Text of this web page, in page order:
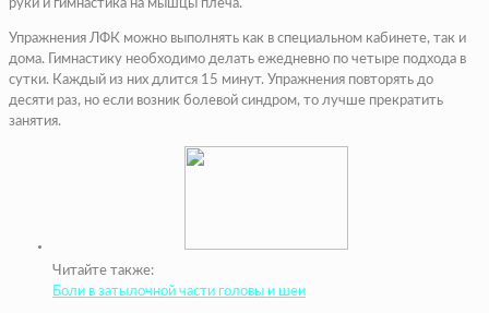
руки и гимнастика на мышцы плеча.
Упражнения ЛФК можно выполнять как в специальном кабинете, так и
дома. Гимнастику необходимо делать ежедневно по четыре подхода в
сутки. Каждый из них длится 15 минут. Упражнения повторять до
десяти раз, но если возник болевой синдром, то лучше прекратить
занятия.
Читайте также:
Боли в затылочной части головы и шеи